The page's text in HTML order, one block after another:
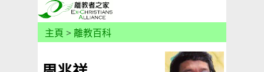
主頁 > 離教百科